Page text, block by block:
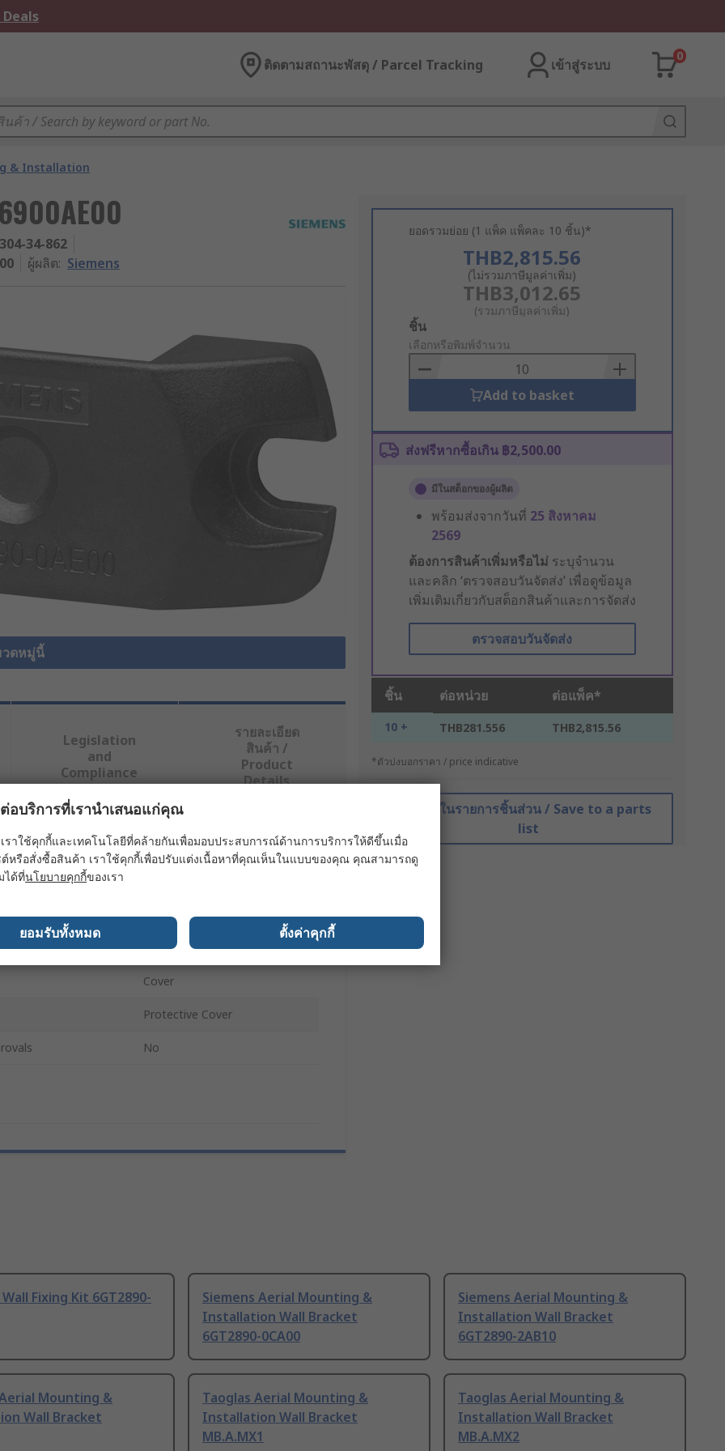
ติดตามสถานะพัสดุ / Parcel Tracking เข้าสู่ระบบ
0
& Installation
304-34-862
ผู้ผลิต: Siemens
ดหมู่นี้
ยอดรวมย่อย (1 แพ็ค แพ็คละ 10 ชิ้น)*
THB2,815.56
(ไม่รวมภาษีมูลค่าเพิ่ม)
THB3,012.65
(รวมภาษีมูลค่าเพิ่ม)
Add
to
Basket
ชิ้น
เลือกหรือพิมพ์จำนวน
Add to basket
ส่งฟรีหากซื้อเกิน ฿2,500.00
มีในสต็อกของผู้ผลิต
พร้อมส่งจากวันที่ 25 สิงหาคม
2569
ต้องการสินค้าเพิ่มหรือไม่ ระบุจำนวน
และคลิก ‘ตรวจสอบวันจัดส่ง’ เพื่อดูข้อมูล
เพิ่มเติมเกี่ยวกับสต็อกสินค้าและการจัดส่ง
ตรวจสอบวันจัดส่ง
ชิ้น ต่อหน่วย ต่อแพ็ค*
10 + THB281.556 THB2,815.56
*ตัวบ่งบอกราคา / price indicative
บันทึกในรายการชิ้นส่วน / Save to a parts
list
Legislation
and
Compliance
รายละเอียด
สินค้า /
Product
Details
งน้อยหนึ่งรายการ
Siemens
Wall Bracket
Cover
Protective Cover
No
Fixing Kit 6GT2890-
Siemens Aerial Mounting &
Installation Wall Bracket
6GT2890-0CA00
Siemens Aerial Mounting &
Installation Wall Bracket
6GT2890-2AB10
Mounting &
Wall Bracket
Taoglas Aerial Mounting &
Installation Wall Bracket
MB.A.MX1
Taoglas Aerial Mounting &
Installation Wall Bracket
MB.A.MX2
อบริการที่เรานำเสนอแก่คุณ
ราใช้คุกกี้และเทคโนโลยีที่คล้ายกันเพื่อมอบประสบการณ์ด้านการบริการให้ดีขึ้นเมื่อ
หรือสั่งซื้อสินค้า เราใช้คุกกี้เพื่อปรับแต่งเนื้อหาที่คุณเห็นในแบบของคุณ คุณสามารถดู
ได้ที่นโยบายคุกกี้ของเรา
ยอมรับทั้งหมด ตั้งค่าคุกกี้